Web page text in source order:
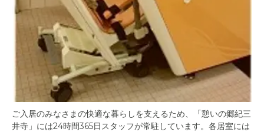
ご入居のみなさまの快適な暮らしを支えるため、「憩いの郷紀三
井寺」には24時間365日スタッフが常駐しています。各居室には